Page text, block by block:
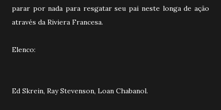
parar por nada para resgatar seu pai neste longa de ação
através da Riviera Francesa.
Elenco:
Ed Skrein, Ray Stevenson, Loan Chabanol.